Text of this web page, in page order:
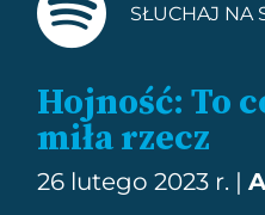
SŁUCHAJ NA
Hojność: To
miła rzecz
26 lutego 2023 r. |